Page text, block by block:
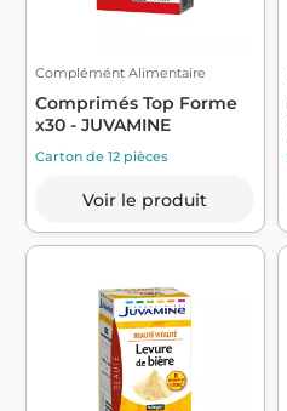
Complémént Alimentaire
Comprimés Top Forme
x30 - JUVAMINE
Carton de 12 pièces
Voir le produit